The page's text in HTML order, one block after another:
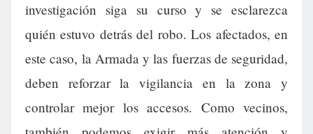
investigación siga su curso y se esclarezca
quién estuvo detrás del robo. Los afectados, en
este caso, la Armada y las fuerzas de seguridad,
deben reforzar la vigilancia en la zona y
controlar mejor los accesos. Como vecinos,